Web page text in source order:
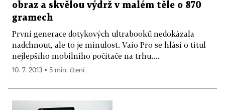
obraz a skvělou výdrž v malém těle o 870
gramech
První generace dotykových ultrabooků nedokázala
nadchnout, ale to je minulost. Vaio Pro se hlásí o titul
nejlepšího mobilního počítače na trhu....
10. 7. 2013 ▪ 5 min. čtení